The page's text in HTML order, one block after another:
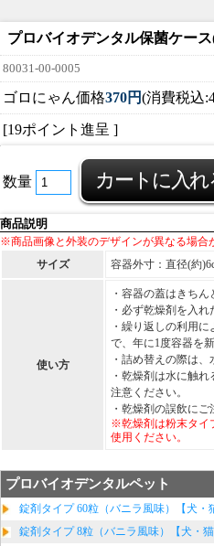
プロバイオデンタル保菌ケース
80031-00-0005
ゴロにゃん価格370円(消費税込
[19ポイント進呈 ]
数量
商品説明
※商品画像と外装のデザインが異なる場合
サイズ
容器外寸：直径(約
使い方
・容器の蓋はきちん
・必ず乾燥剤を入れ
・繰り返しの利用
で、年に1度容器を
・詰め替えの際は、
・乾燥剤は水に触
注意ください。
・乾燥剤の誤飲にご
※乾燥剤は粉末タイ
使用ください。
プロバイオデンタルペット
錠剤タイプ 60粒（バニラ風味）【犬・
錠剤タイプ 8粒（バニラ風味）【犬・猫